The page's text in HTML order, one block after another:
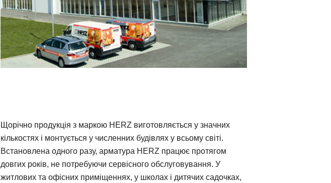
Щорічно продукція з маркою HERZ виготовляється у значних
кількостях і монтується у численних будівлях у всьому світі.
Встановлена одного разу, арматура HERZ працює протягом
довгих років, не потребуючи сервісного обслуговування. У
житлових та офісних приміщеннях, у школах і дитячих садочках,